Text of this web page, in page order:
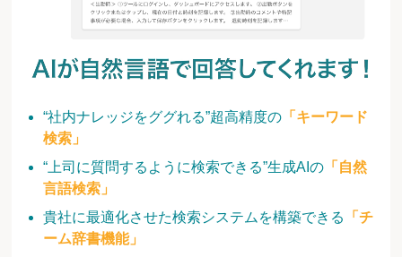
“社内ナレッジをググれる”超高精度の 「キーワード
検索」
“上司に質問するように検索できる”生成AIの 「自然
言語検索」
貴社に最適化させた検索システムを構築できる
「チ
ーム辞書機能」